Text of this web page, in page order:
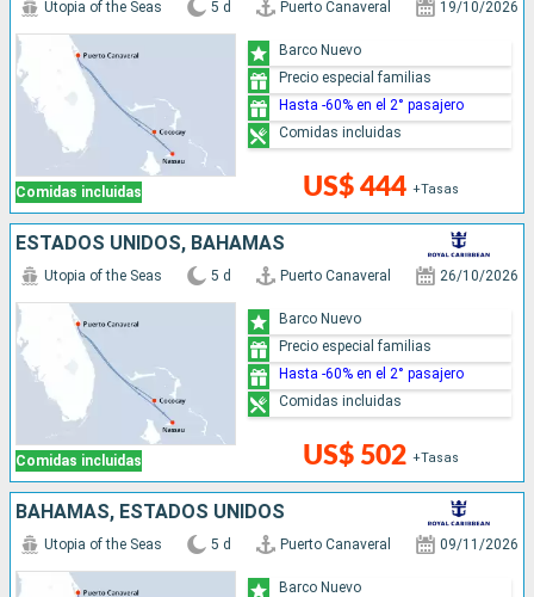
Comidas incluidas
Utopia of the Seas 5 d Puerto Canaveral 19/10/2026
US$ 444 +Tasas
Barco Nuevo
Precio especial familias
Hasta -60% en el 2° pasajero
Comidas incluidas
ESTADOS UNIDOS, BAHAMAS
Comidas incluidas
Utopia of the Seas 5 d Puerto Canaveral 26/10/2026
US$ 502 +Tasas
Barco Nuevo
Precio especial familias
Hasta -60% en el 2° pasajero
Comidas incluidas
BAHAMAS, ESTADOS UNIDOS
Utopia of the Seas 5 d Puerto Canaveral 09/11/2026
Barco Nuevo